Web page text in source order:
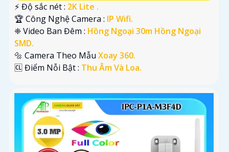
️⚡ Độ sắc nét : 2K Lite .
🏆 Công Nghệ Camera : IP Wifi.
❈ Video Ban Đêm : Hồng Ngoại 30m Hồng Ngoại
SMD.
🔩 Camera Theo Mẫu Xoay 360.
️🆑 Điểm Nỗi Bật : Thu Âm Và Loa.